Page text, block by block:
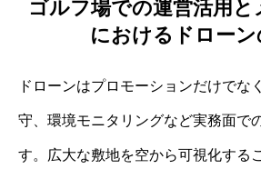
ゴルフ場での運営活用
におけるドローン
ドローンはプロモーションだけでな
守、環境モニタリングなど実務面で
す。広大な敷地を空から可視化する